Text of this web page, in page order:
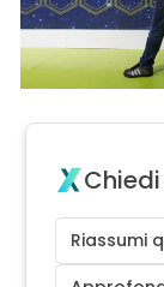
Riassumi